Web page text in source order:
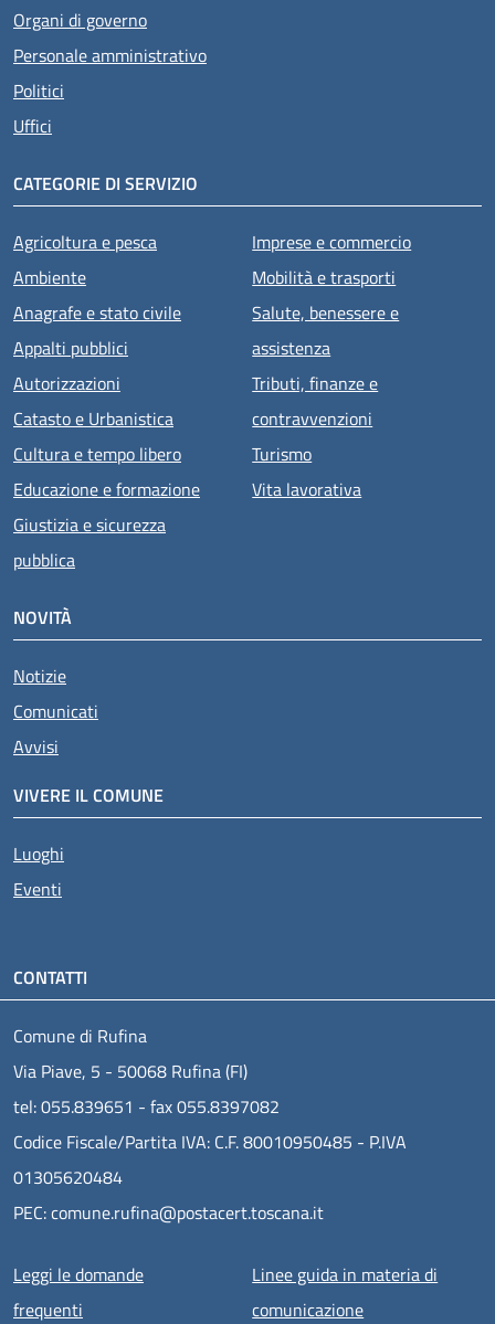
Organi di governo
Personale amministrativo
Politici
Uffici
CATEGORIE DI SERVIZIO
Agricoltura e pesca
Ambiente
Anagrafe e stato civile
Appalti pubblici
Autorizzazioni
Catasto e Urbanistica
Cultura e tempo libero
Educazione e formazione
Giustizia e sicurezza
pubblica
Imprese e commercio
Mobilità e trasporti
Salute, benessere e
assistenza
Tributi, finanze e
contravvenzioni
Turismo
Vita lavorativa
NOVITÀ
Notizie
Comunicati
Avvisi
VIVERE IL COMUNE
Luoghi
Eventi
CONTATTI
Comune di Rufina
Via Piave, 5 - 50068 Rufina (FI)
tel: 055.839651 - fax 055.8397082
Codice Fiscale/Partita IVA: C.F. 80010950485 - P.IVA
01305620484
PEC: comune.rufina@postacert.toscana.it
Menu piè di pagina
Leggi le domande
frequenti
Linee guida in materia di
comunicazione